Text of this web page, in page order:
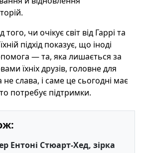
чи очікує світ від Гаррі та
підхід показує, що іноді
— та, яка лишається за
їхніх друзів, головне для
слава, і саме це сьогодні має
потребує підтримки.
Ентоні Стюарт-Хед, зірка